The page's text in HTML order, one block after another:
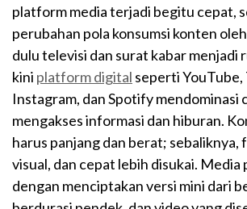
platform media terjadi begitu cepat,
perubahan pola konsumsi konten
dulu televisi dan surat kabar menjadi
kini platform digital seperti YouTube,
Instagram, dan Spotify mendominasi
mengakses informasi dan hiburan.
harus panjang dan berat; sebaliknya,
visual, dan cepat lebih disukai. Media
dengan menciptakan versi mini dari